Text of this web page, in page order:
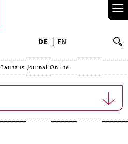
≡
DE EN
Bauhaus.Journal Online